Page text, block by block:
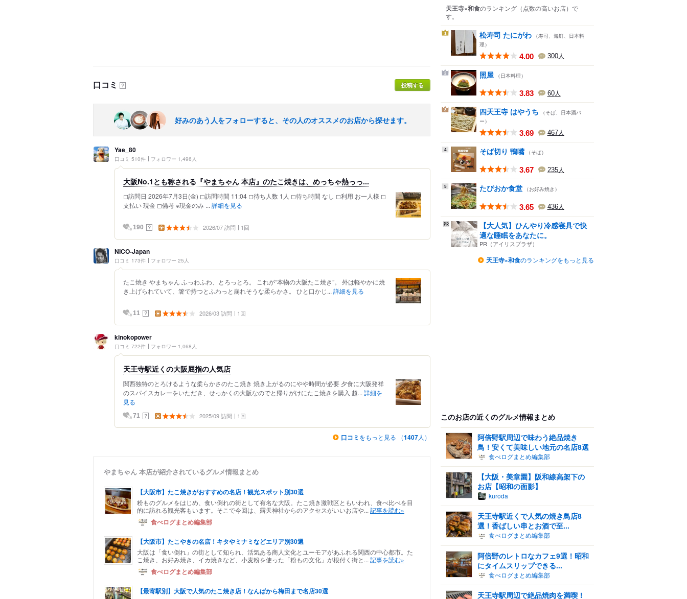
口コミ ？ 投稿する
好みのあう人をフォローすると、その人のオススメのお店から探せます。
Yae_80
口コミ 510件 フォロワー 1,496人
大阪No.1とも称される『やまちゃん 本店』のたこ焼きは、めっちゃ熱っっ...
◻︎訪問日 2026年7月3日(金) ◻︎訪問時間 11:04 ◻︎待ち人数 1人 ◻︎待ち時間 なし ◻︎利用 お一人様 ◻︎
支払い 現金 ◻︎備考 ※現金のみ ... 詳細を見る
190 ？ 2026/07 訪問 1回
NICO-Japan
口コミ 173件 フォロワー 25人
たこ焼き やまちゃん ふっわふわ、とろっとろ。 これが“本物の大阪たこ焼き”。 外は軽やかに焼
き上げられていて、箸で持つとふわっと崩れそうな柔らかさ。 ひと口かじ... 詳細を見る
11 ？ 2026/03 訪問 1回
kinokopower
口コミ 722件 フォロワー 1,068人
天王寺駅近くの大阪屈指の人気店
関西独特のとろけるような柔らかさのたこ焼き 焼き上がるのにやや時間が必要 夕食に大阪発祥
のスパイスカレーをいただき、せっかくの大阪なのでと帰りがけにたこ焼きを購入 超... 詳細を
見る
71 ？ 2025/09 訪問 1回
口コミ をもっと見る （1407人）
やまちゃん 本店が紹介されているグルメ情報まとめ
【大阪市】たこ焼きがおすすめの名店！観光スポット別30選
粉ものグルメをはじめ、食い倒れの街として有名な大阪。たこ焼き激戦区ともいわれ、食べ比べを目
的に訪れる観光客もいます。そこで今回は、露天神社からのアクセスがいいお店や... 記事を読む»
食べログまとめ編集部
【大阪市】たこやきの名店！キタやミナミなどエリア別30選
大阪は「食い倒れ」の街として知られ、活気ある商人文化とユーモアがあふれる関西の中心都市。た
こ焼き、お好み焼き、イカ焼きなど、小麦粉を使った「粉もの文化」が根付く街と... 記事を読む»
食べログまとめ編集部
【最寄駅別】大阪で人気のたこ焼き店！なんばから梅田まで名店30選
天王寺×和食のランキング （点数の高いお店） で
す。
1 松寿司 たにがわ （寿司、海鮮、日本料
理）
4.00 300人
2 照屋 （日本料理）
3.83 60人
3 四天王寺 はやうち
（そば、日本酒バ
ー）
3.69 467人
4 そば切り 鴨嘴 （そば）
3.67 235人
5 たぴおか食堂 （お好み焼き）
3.65 436人
【大人気】ひんやり冷感寝具で快
適な睡眠をあなたに。
PR（アイリスプラザ）
天王寺×和食のランキングをもっと見る
このお店の近くのグルメ情報まとめ
阿倍野駅周辺で味わう絶品焼き
鳥！安くて美味しい地元の名店8選
食べログまとめ編集部
【大阪・美章園】阪和線高架下の
お店【昭和の面影】
kuroda
天王寺駅近くで人気の焼き鳥店8
選！香ばしい串とお酒で至...
食べログまとめ編集部
阿倍野のレトロなカフェ9選！昭和
にタイムスリップできる...
食べログまとめ編集部
天王寺駅周辺で絶品焼肉を満喫！